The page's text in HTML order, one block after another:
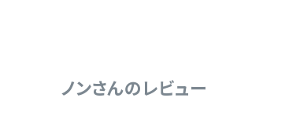
ノンさんのレビュー